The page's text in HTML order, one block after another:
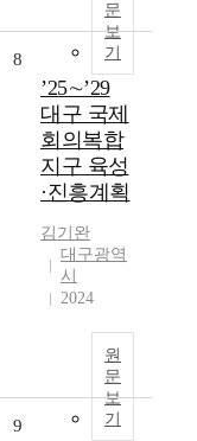
문
보
기
8
’25∼’29
대구 국제
회의복합
지구 육성
·진흥계획
김기완
대구광역
시
2024
원
문
보
기
9